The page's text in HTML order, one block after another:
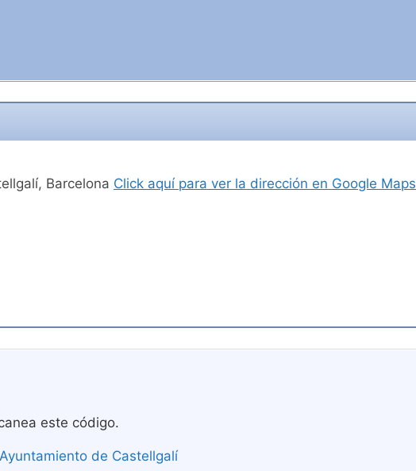
Barcelona Click aquí para ver la dirección en Google Maps
este código.